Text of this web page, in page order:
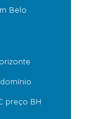
Belo
preço BH